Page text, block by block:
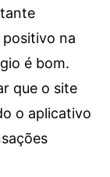
na
é bom.
que o site
o aplicativo